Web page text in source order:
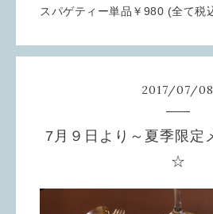
スパゲティー単品￥980 (全て税
2017/07/08
7月９日より～夏季限定
☆